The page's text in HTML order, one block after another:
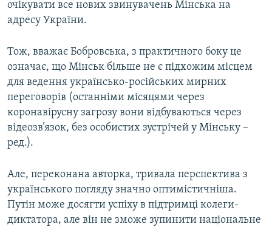
очікувати все нових звинувачень Мінська на
адресу України.
Тож, вважає Бобровська, з практичного боку це
означає, що Мінськ більше не є підхожим місцем
для ведення українсько-російських мирних
переговорів (останніми місяцями через
коронавірусну загрозу вони відбуваються через
відеозв’язок, без особистих зустрічей у Мінську –
ред.).
Але, переконана авторка, тривала перспектива з
українського погляду значно оптимістичніша.
Путін може досягти успіху в підтримці колеги-
диктатора, але він не зможе зупинити національне